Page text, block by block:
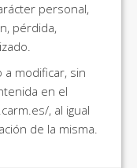
personal,
pérdida,
a modificar, sin
en el
, al igual
de la misma.